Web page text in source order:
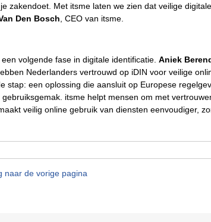
zakendoet. Met itsme laten we zien dat veilige
Den Bosch , CEO van itsme.
volgende fase in digitale identificatie. Aniek
Nederlanders vertrouwd op iDIN voor veilige
stap: een oplossing die aansluit op Europese
itsme helpt mensen om met
veilig online gebruik van diensten eenvoudiger,
naar de vorige pagina